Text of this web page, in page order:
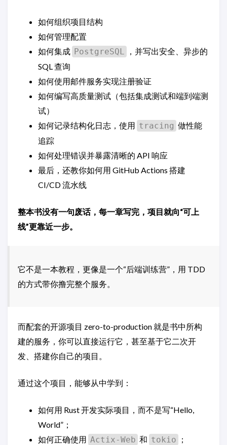
如何组织项目结构
如何管理配置
如何集成 PostgreSQL
，并写出安全、异步的
SQL 查询
如何使用邮件服务实现注册验证
如何编写高质量测试（包括集成测试和端到端测
试）
如何记录结构化日志，使用 tracing 做性能
追踪
如何处理错误并暴露清晰的 API 响应
最后，还教你如何用 GitHub Actions 搭建
CI/CD 流水线
整本书没有一句废话，每一章写完，项目就向“可上
线”更靠近一步。
它不是一本教程，更像是一个“后端训练营”，用 TDD
的方式带你撸完整个服务。
而配套的开源项目 zero-to-production 就是书中所构
建的服务，你可以直接运行它，甚至基于它二次开
发、搭建你自己的项目。
通过这个项目，能够从中学到：
如何用 Rust 开发实际项目，而不是写“Hello,
World”；
如何正确使用 Actix-Web 和 tokio
；